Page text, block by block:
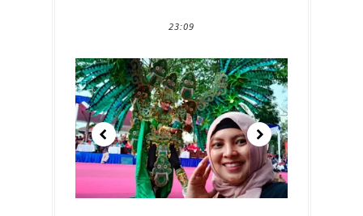
23:09